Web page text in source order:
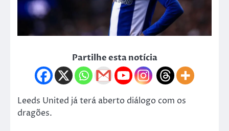
Partilhe esta notícia
Leeds United já terá aberto diálogo com os
dragões.